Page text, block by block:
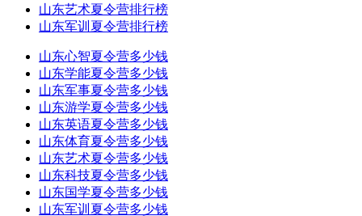
山东艺术夏令营排行榜
山东军训夏令营排行榜
山东心智夏令营多少钱
山东学能夏令营多少钱
山东军事夏令营多少钱
山东游学夏令营多少钱
山东英语夏令营多少钱
山东体育夏令营多少钱
山东艺术夏令营多少钱
山东科技夏令营多少钱
山东国学夏令营多少钱
山东军训夏令营多少钱